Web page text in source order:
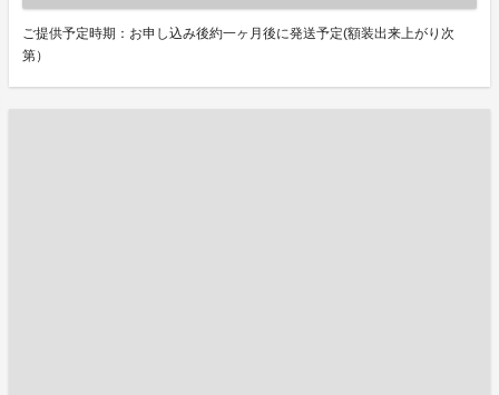
ご提供予定時期：お申し込み後約一ヶ月後に発送予定(額装出来上がり次
第）